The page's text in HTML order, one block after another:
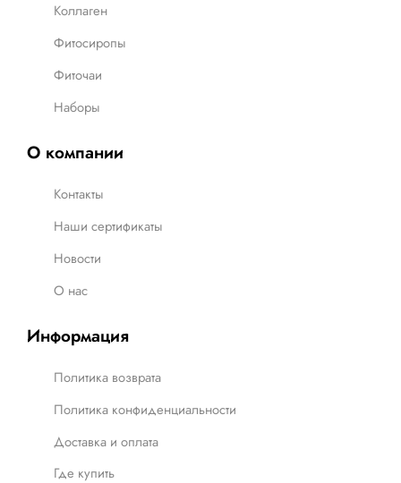
Коллаген
Фитосиропы
Фиточаи
Наборы
О компании
Контакты
Наши сертификаты
Новости
О нас
Информация
Политика возврата
Политика конфиденциальности
Доставка и оплата
Где купить